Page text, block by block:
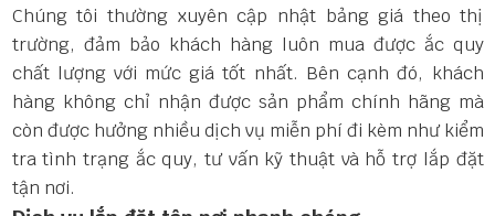
Chúng tôi thường xuyên cập nhật bảng giá theo thị
trường, đảm bảo khách hàng luôn mua được ắc quy
chất lượng với mức giá tốt nhất. Bên cạnh đó, khách
hàng không chỉ nhận được sản phẩm chính hãng mà
còn được hưởng nhiều dịch vụ miễn phí đi kèm như kiểm
tra tình trạng ắc quy, tư vấn kỹ thuật và hỗ trợ lắp đặt
tận nơi.